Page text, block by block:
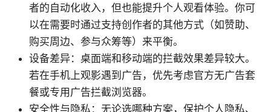
者的自动化收入，但也能提升个人观看体验。你可
以在需要时通过支持创作者的其他方式（如赞助、
购买周边、参与众筹等）来平衡。
设备差异：桌面端和移动端的拦截效果差异较大。
若在手机上观影遇到广告，优先考虑官方无广告套
餐或专用广告拦截浏览器。
安全性与隐私：无论选哪种方案，保护个人隐私、